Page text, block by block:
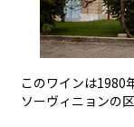
このワインは1980
ソーヴィニョンの